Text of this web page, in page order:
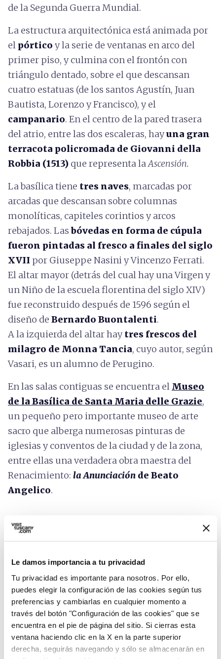
Le damos importancia a tu privacidad
Tu privacidad es importante para nosotros. Por ello,
puedes elegir la configuración de las cookies según tus
preferencias y cambiarlas en cualquier momento a
través del botón "Configuración de las cookies" que se
encuentra en el pie de página del sitio. Si cierras esta
ventana haciendo clic en la X en la parte superior
derecha, seguirás navegando y sólo se almacenarán en
de la Segunda Guerra Mundial.
La estructura arquitectónica está animada por
el pórtico y la serie de ventanas en arco del
primer piso, y culmina con el frontón con
triángulo dentado, sobre el que descansan
cuatro estatuas (de los santos Agustín, Juan
Bautista, Lorenzo y Francisco), y el
campanario. En el centro de la pared trasera
del atrio, entre las dos escaleras, hayuna gran
terracota policromada de Giovanni della
Robbia (1513) que representa laAscensión.
La basílica tiene tres naves, marcadas por
arcadas que descansan sobre columnas
monolíticas, capiteles corintios y arcos
rebajados. Lasbóvedas en forma de cúpula
fueron pintadas al fresco a finales del siglo
XVII por Giuseppe Nasini y Vincenzo Ferrati.
El altar mayor (detrás del cual hay una Virgen y
un Niño de la escuela florentina del siglo XIV)
fue reconstruido después de 1596 según el
diseño de Bernardo Buontalenti.
A la izquierda del altar haytres frescos del
milagro de Monna Tancia, cuyo autor, según
Vasari, es un alumno de Perugino.
En las salas contiguas se encuentra el Museo
de la Basílica de Santa Maria delle Grazie,
un pequeño pero importante museo de arte
sacro que alberga numerosas pinturas de
iglesias y conventos de la ciudad y de la zona,
entre ellas una verdadera obra maestra del
Renacimiento: la Anunciación de Beato
Angelico.